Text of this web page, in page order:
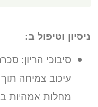
ניסיון וטיפול ב:
סיבוכי הריון:
עיכוב צמיחה
מחלות אמהיות